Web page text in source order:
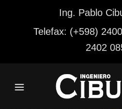
Ing. Pablo
Telefax: (+598)
2402